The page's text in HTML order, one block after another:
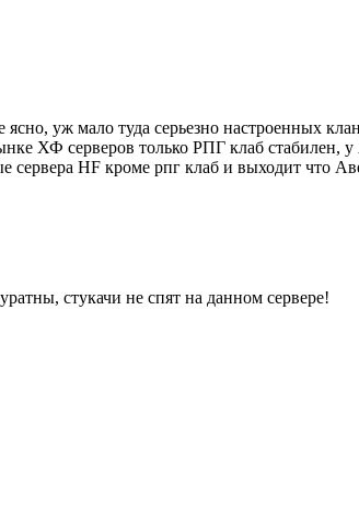
ясно, уж мало туда серьезно настроенных
ХФ серверов только РПГ клаб
сервера HF кроме рпг клаб и выходит что
стукачи не спят на данном сервере!